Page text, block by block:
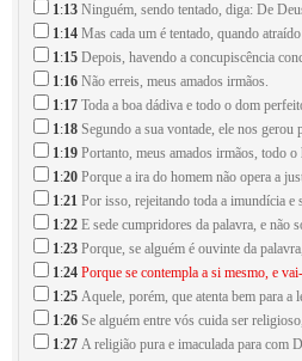
1:13 Ninguém, sendo tentado, diga: De
1:14 Mas cada um é tentado, quando
1:15 Depois, havendo a concupiscência
1:16 Não erreis, meus amados irmãos.
1:17 Toda a boa dádiva e todo o dom
1:18 Segundo a sua vontade, ele nos gerou
1:19 Portanto, meus amados irmãos, todo
1:20 Porque a ira do homem não opera a
1:21 Por isso, rejeitando toda a imundícia e
1:22 E sede cumpridores da palavra, e não
1:23 Porque, se alguém é ouvinte da
1:24 Porque se contempla a si mesmo, e
1:25 Aquele, porém, que atenta bem para a
1:26 Se alguém entre vós cuida ser
1:27 A religião pura e imaculada para com